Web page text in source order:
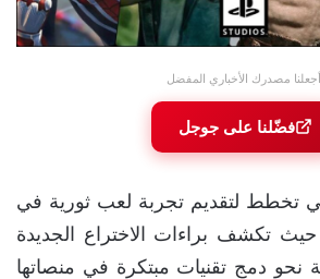
أجعلنا مصدرك الأخباري المفضل
فضّلنا على جوجل
تخطط لتقديم تجربة لعب ثورية في
تكشف براءات الاختراع الجديدة
دمج تقنيات مبتكرة في منصاتها